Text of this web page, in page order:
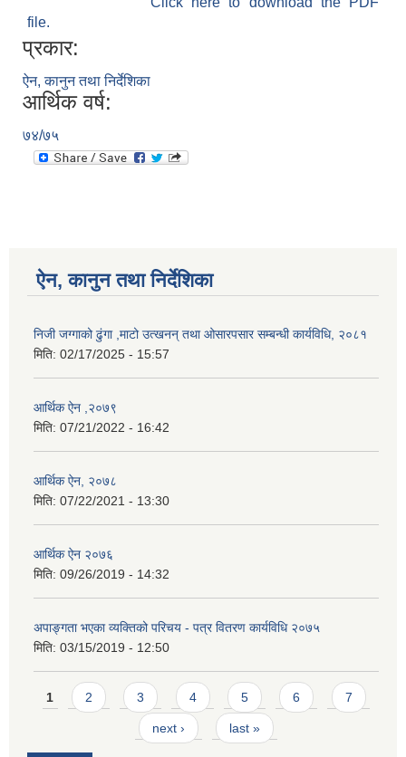
file.
प्रकार:
ऐन, कानुन तथा निर्देशिका
आर्थिक वर्ष:
७४/७५
ऐन, कानुन तथा निर्देशिका
निजी जग्गाको ढुंगा ,माटो उत्खनन् तथा ओसारपसार सम्बन्धी कार्यविधि, २०८१
मिति: 02/17/2025 - 15:57
आर्थिक ऐन ,२०७९
मिति: 07/21/2022 - 16:42
आर्थिक ऐन, २०७८
मिति: 07/22/2021 - 13:30
आर्थिक ऐन २०७६
मिति: 09/26/2019 - 14:32
अपाङ्गता भएका व्यक्तिको परिचय - पत्र वितरण कार्यविधि २०७५
मिति: 03/15/2019 - 12:50
Pages
1 2 3 4 5 6 7
next › last »